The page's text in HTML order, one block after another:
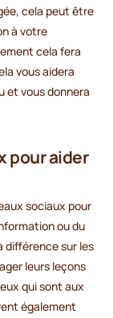
cela peut être
à votre
cela fera
vous aidera
et vous donnera
pour aider
sociaux pour
ou du
différence sur les
leurs leçons
qui sont aux
également